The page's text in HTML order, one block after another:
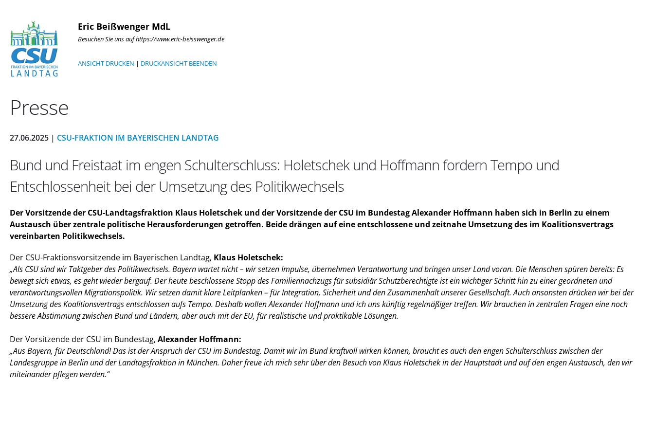
Eric Beißwenger MdL
Besuchen Sie uns auf https://www.eric-beisswenger.de
ANSICHT DRUCKEN | DRUCKANSICHT BEENDEN
Presse
27.06.2025 | CSU-FRAKTION IM BAYERISCHEN LANDTAG
Bund und Freistaat im engen Schulterschluss: Holetschek und Hoffmann fordern Tempo und
Entschlossenheit bei der Umsetzung des Politikwechsels
Der Vorsitzende der CSU-Landtagsfraktion Klaus Holetschek und der Vorsitzende der CSU im Bundestag Alexander Hoffmann haben sich in Berlin zu einem
Austausch über zentrale politische Herausforderungen getroffen. Beide drängen auf eine entschlossene und zeitnahe Umsetzung des im Koalitionsvertrags
vereinbarten Politikwechsels.
Der CSU-Fraktionsvorsitzende im Bayerischen Landtag, Klaus Holetschek:
Als CSU sind wir Taktgeber des Politikwechsels. Bayern wartet nicht – wir setzen Impulse, übernehmen Verantwortung und bringen unser Land voran. Die Menschen spüren bereits: Es
bewegt sich etwas, es geht wieder bergauf. Der heute beschlossene Stopp des Familiennachzugs für subsidiär Schutzberechtigte ist ein wichtiger Schritt hin zu einer geordneten und
verantwortungsvollen Migrationspolitik. Wir setzen damit klare Leitplanken – für Integration, Sicherheit und den Zusammenhalt unserer Gesellschaft. Auch ansonsten drücken wir bei der
Umsetzung des Koalitionsvertrags entschlossen aufs Tempo. Deshalb wollen Alexander Hoffmann und ich uns künftig regelmäßiger treffen. Wir brauchen in zentralen Fragen eine noch
bessere Abstimmung zwischen Bund und Ländern, aber auch mit der EU, für realistische und praktikable Lösungen.
Der Vorsitzende der CSU im Bundestag, Alexander Hoffmann:
Aus Bayern, für Deutschland! Das ist der Anspruch der CSU im Bundestag. Damit wir im Bund kraftvoll wirken können, braucht es auch den engen Schulterschluss zwischen der
Landesgruppe in Berlin und der Landtagsfraktion in München. Daher freue ich mich sehr über den Besuch von Klaus Holetschek in der Hauptstadt und auf den engen Austausch, den wir
miteinander pflegen werden.“